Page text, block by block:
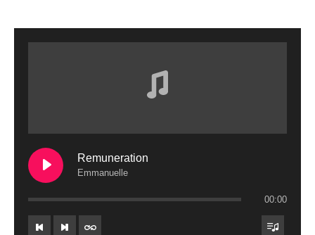
Remuneration
Emmanuelle
00:00